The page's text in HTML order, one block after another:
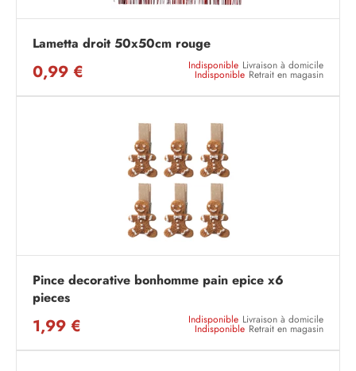
Lametta droit 50x50cm rouge
0,99 € Indisponible Livraison à domicile
Indisponible Retrait en magasin
Pince decorative bonhomme pain epice x6
pieces
1,99 € Indisponible Livraison à domicile
Indisponible Retrait en magasin